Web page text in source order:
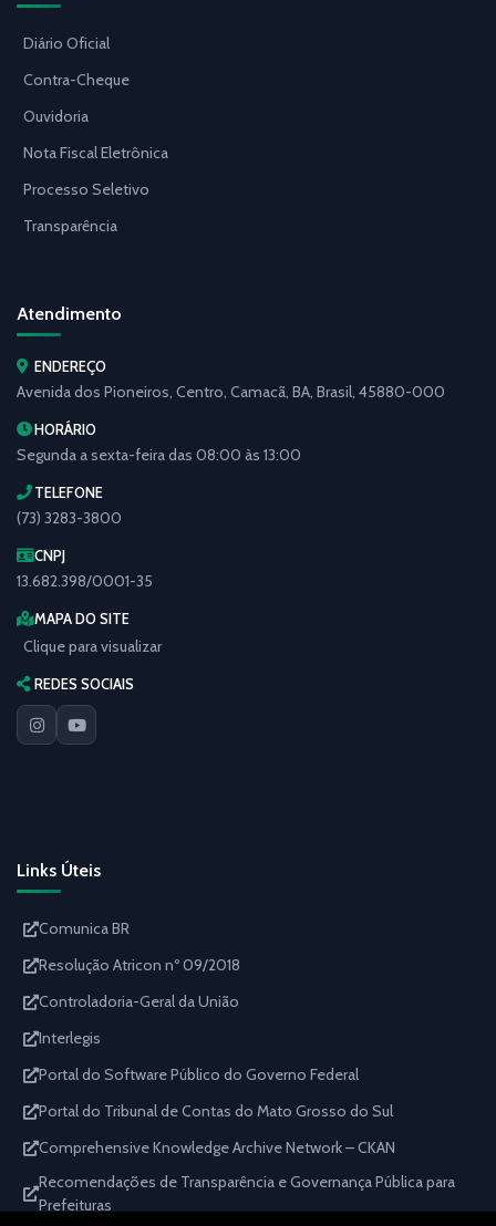
Diário Oficial
Contra-Cheque
Ouvidoria
Nota Fiscal Eletrônica
Processo Seletivo
Transparência
Atendimento
ENDEREÇO
Avenida dos Pioneiros, Centro, Camacã, BA, Brasil, 45880-000
HORÁRIO
Segunda a sexta-feira das 08:00 às 13:00
TELEFONE
(73) 3283-3800
CNPJ
13.682.398/0001-35
MAPA DO SITE
Clique para visualizar
REDES SOCIAIS
Links Úteis
Comunica BR
Resolução Atricon nº 09/2018
Controladoria-Geral da União
Interlegis
Portal do Software Público do Governo Federal
Portal do Tribunal de Contas do Mato Grosso do Sul
Comprehensive Knowledge Archive Network – CKAN
Recomendações de Transparência e Governança Pública para
Prefeituras